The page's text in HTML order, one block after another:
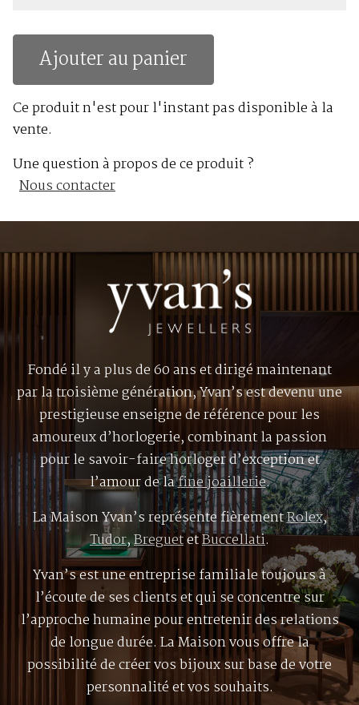
Ajouter au panier
Ce produit n'est pour l'instant pas disponible à la
vente.
Une question à propos de ce produit ?
Nous contacter
Fondé il y a plus de 60 ans et dirigé maintenant
par la troisième génération, Yvan’s est devenu une
prestigieuse enseigne de référence pour les
amoureux d’horlogerie, combinant la passion
pour le savoir-faire horloger d’exception et
l’amour de lafine joaillerie.
La Maison Yvan’s représente fièrementRolex,
Tudor,BreguetetBuccellati.
Yvan’s est une entreprise familiale toujours à
l’écoute de ses clients et qui se concentre sur
l’approche humaine pour entretenir des relations
de longue durée. La Maison vous offre la
possibilité de créer vos bijoux sur base de votre
personnalité et vos souhaits.